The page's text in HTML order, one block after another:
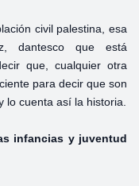
civil palestina, esa
dantesco que está
que, cualquier otra
para decir que son
lo cuenta así la historia.
infancias y juventud